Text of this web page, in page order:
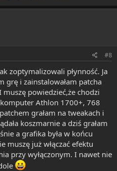
#8
zoptymalizowali płynność. Ja
grę i zainstalowałam patcha
muszę powiedzieć,że chodzi
komputer Athlon 1700+, 768
grałam na tweakach i
koszmarnie a dziś grałam
a grafika była w końcu
muszę już włączać efektu
przy wyłączonym. I nawet nie